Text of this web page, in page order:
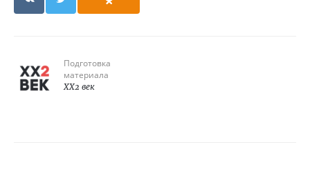
Подготовка
материала
XX2 век